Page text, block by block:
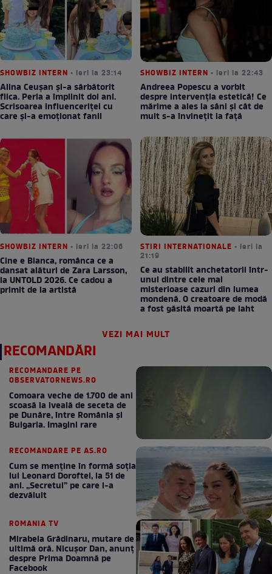
SHOWBIZ INTERN • ieri la 23:14
Alina Ceușan și-a sărbătorit
fiica. Perla a împlinit doi ani.
Scrisoarea influenceriței cu
care și-a emoționat fanii
SHOWBIZ INTERN • ieri la 22:43
Andreea Popescu a vorbit
despre intervenția estetică! Ce
mărime a ales la sâni și cât de
mult s-a învinețit la față
SHOWBIZ INTERN • ieri la 22:06
Cine e Bianca, românca ce a
dansat alături de Zara Larsson,
la UNTOLD 2026. Ce cadou a
primit de la artistă
STIRI INTERNATIONALE • ieri la
21:19
Ce au stabilit anchetatorii într-
unul dintre cele mai
misterioase cazuri din lumea
mondenă. O creatoare de modă
a fost găsită moartă pe iaht
VEZI MAI MULT
RECOMANDĂRI
RECOMANDARE PE
OBSERVATORNEWS.RO
Comoara veche de 1.700 de ani
scoasă la iveală de seceta de
pe Dunăre, între România şi
Bulgaria. Imagini rare
RECOMANDARE PE AS.RO
Cum se menţine în formă soţia
lui Leonard Doroftei, la 51 de
ani. „Secretul” pe care l-a
dezvăluit
ROMANIA TV
Mirabela Grădinaru, mutare de
ultimă oră. Nicuşor Dan, anunţ
despre Prima Doamnă pe
Facebook